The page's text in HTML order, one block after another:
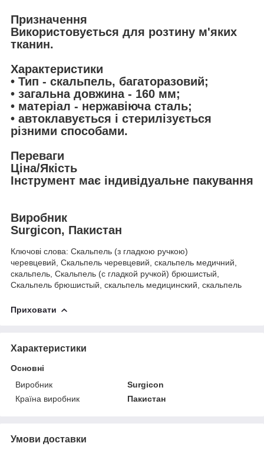
Призначення
Використовується для розтину м'яких
тканин.
Характеристики
• Тип - скальпель, багаторазовий;
• загальна довжина - 160 мм;
• матеріал - нержавіюча сталь;
• автоклавується і стерилізується
різними способами.
Переваги
Ціна/Якість
Інструмент має індивідуальне пакування
Виробник
Surgicon, Пакистан
Ключові слова: Скальпель (з гладкою ручкою)
черевцевий, Скальпель черевцевий, скальпель медичний,
скальпель, Скальпель (с гладкой ручкой) брюшистый,
Скальпель брюшистый, скальпель медицинский, скальпель
Приховати
Характеристики
Основні
Виробник
Surgicon
Країна виробник
Пакистан
Умови доставки